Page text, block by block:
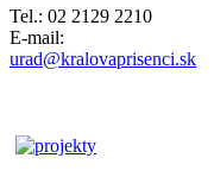
Tel.: 02 2129 2210
E-mail:
urad@kralovaprisenci.sk